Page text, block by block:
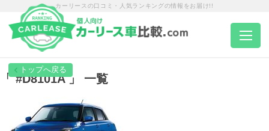
カーリースの口コミ・人気ランキングの情報をお届け!!
トップページ
カーリース一覧
「 #D8101A 」 一覧